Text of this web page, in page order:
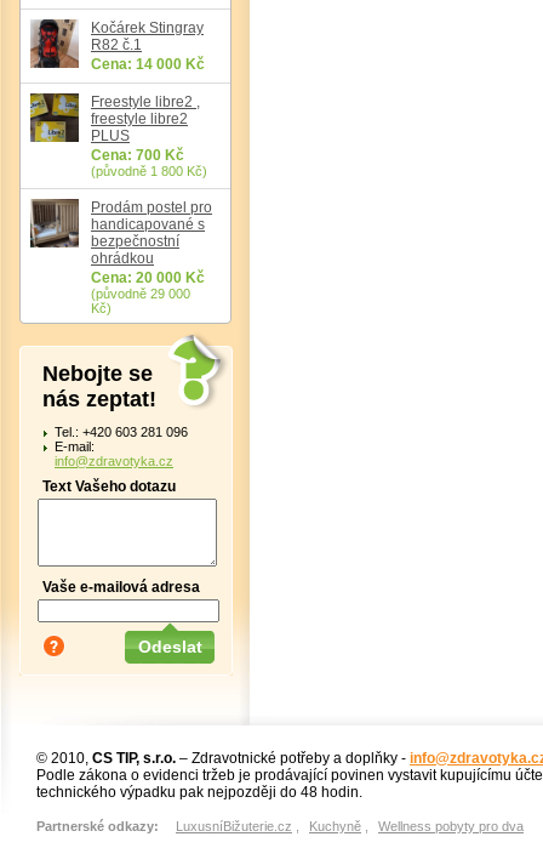
Kočárek Stingray
R82 č.1
Cena: 14 000 Kč
Freestyle libre2 ,
freestyle libre2
PLUS
Cena: 700 Kč
(původně 1 800 Kč)
Prodám postel pro
handicapované s
bezpečnostní
ohrádkou
Cena: 20 000 Kč
(původně 29 000
Kč)
Nebojte se
nás zeptat!
Tel.: +420 603 281 096
E-mail:
info@zdravotyka.cz
Text Vašeho dotazu
Vaše e-mailová adresa
© 2010, CS TIP, s.r.o. – Zdravotnické potřeby a doplňky -
Podle zákona o evidenci tržeb je prodávající povinen vystavit kupujícímu
technického výpadku pak nejpozději do 48 hodin.
Partnerské odkazy: LuxusníBižuterie.cz Kuchyně Wellness pobyty pro dva